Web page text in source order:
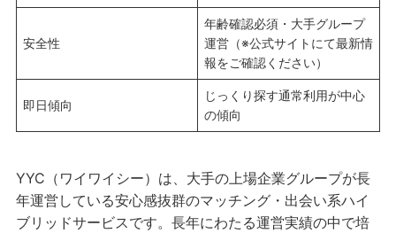
安全性
年齢確認必須・大手グループ
運営（※公式サイトにて最新情
報をご確認ください）
即日傾向
じっくり探す通常利用が中心
の傾向
YYC（ワイワイシー）は、大手の上場企業グループが長
年運営している安心感抜群のマッチング・出会い系ハイ
ブリッドサービスです。長年にわたる運営実績の中で培